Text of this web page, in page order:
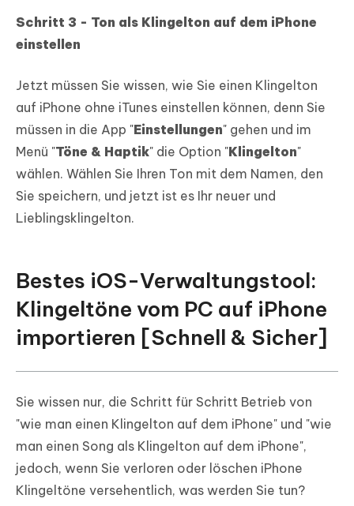
Schritt 3 - Ton als Klingelton auf dem iPhone
einstellen
Jetzt müssen Sie wissen, wie Sie einen Klingelton
auf iPhone ohne iTunes einstellen können, denn Sie
müssen in die App "Einstellungen" gehen und im
Menü "Töne & Haptik" die Option "Klingelton"
wählen. Wählen Sie Ihren Ton mit dem Namen, den
Sie speichern, und jetzt ist es Ihr neuer und
Lieblingsklingelton.
Bestes iOS-Verwaltungstool:
Klingeltöne vom PC auf iPhone
importieren [Schnell & Sicher]
Sie wissen nur, die Schritt für Schritt Betrieb von
"wie man einen Klingelton auf dem iPhone" und "wie
man einen Song als Klingelton auf dem iPhone",
jedoch, wenn Sie verloren oder löschen iPhone
Klingeltöne versehentlich, was werden Sie tun?